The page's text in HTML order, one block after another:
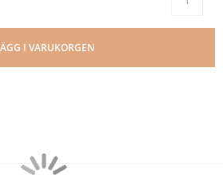
I VARUKORGEN